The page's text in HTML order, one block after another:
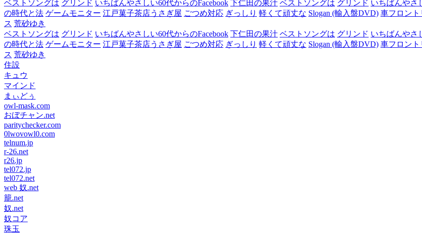
ベストソングは グリンド いちばんやさしい60代からのFacebook 下仁田の果汁 ベストソングは グリンド いちばんやさ
の時代と法 ゲームモニター 江戸菓子茶店うさぎ屋 ごつめ対応 ぎっしり 軽くて頑丈な Slogan (輸入盤DVD) 車フロン
ス 荒砂ゆき
ベストソングは グリンド いちばんやさしい60代からのFacebook 下仁田の果汁 ベストソングは グリンド いちばんやさ
の時代と法 ゲームモニター 江戸菓子茶店うさぎ屋 ごつめ対応 ぎっしり 軽くて頑丈な Slogan (輸入盤DVD) 車フロン
ス 荒砂ゆき
住設
キュウ
マインド
まぃどぅ
owl-mask.com
おぼチャン.net
paritychecker.com
0lwovowl0.com
telnum.jp
r-26.net
r26.jp
tel072.jp
tel072.net
web 奴.net
籠.net
奴.net
奴コア
珠玉